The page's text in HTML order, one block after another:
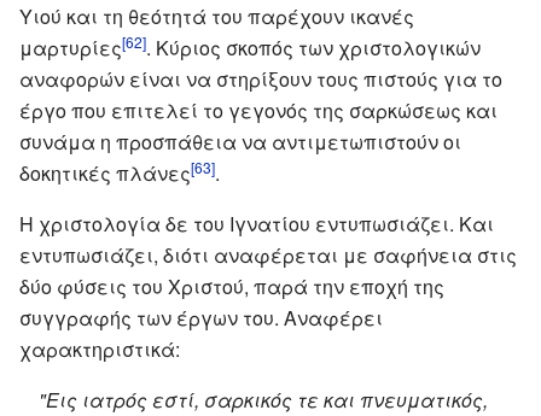
Υιού και τη θεότητά του παρέχουν ικανές
μαρτυρίες[62]. Κύριος σκοπός των χριστολογικών
αναφορών είναι να στηρίξουν τους πιστούς για το
έργο που επιτελεί το γεγονός της σαρκώσεως και
συνάμα η προσπάθεια να αντιμετωπιστούν οι
δοκητικές πλάνες[63].
Η χριστολογία δε του Ιγνατίου εντυπωσιάζει. Και
εντυπωσιάζει, διότι αναφέρεται με σαφήνεια στις
δύο φύσεις του Χριστού, παρά την εποχή της
συγγραφής των έργων του. Αναφέρει
χαρακτηριστικά:
"Εις ιατρός εστί, σαρκικός τε και πνευματικός,